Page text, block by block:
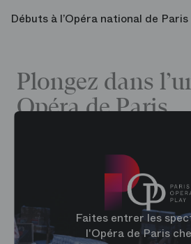
Débuts à l’Opéra national de Paris
Plongez dans
Opéra de Paris
Faites entrer les
l'Opéra de Paris